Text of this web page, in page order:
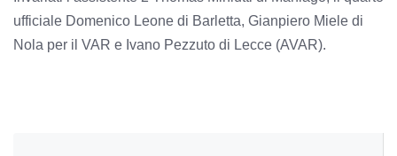
ufficiale Domenico Leone di Barletta, Gianpiero Miele di
Nola per il VAR e Ivano Pezzuto di Lecce (AVAR).